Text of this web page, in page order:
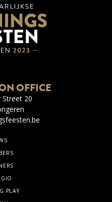
OFFICE
Street 20
PLAY